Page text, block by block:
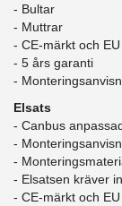
- Bultar
- Muttrar
- CE-märkt och
​- 5 års garanti
-
Elsats
- Canbus
-
-
- Elsatsen kräver
- CE-märkt och